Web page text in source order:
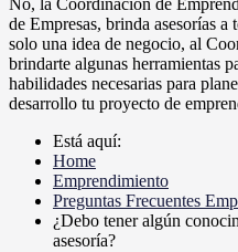
No, la Coordinación de
de Empresas, brinda asesorías a
solo una idea de negocio, al
brindarte algunas herramientas
habilidades necesarias para
desarrollo tu proyecto de
Está aquí:
Home
Emprendimiento
Preguntas Frecuentes
¿Debo tener algún
asesoría?